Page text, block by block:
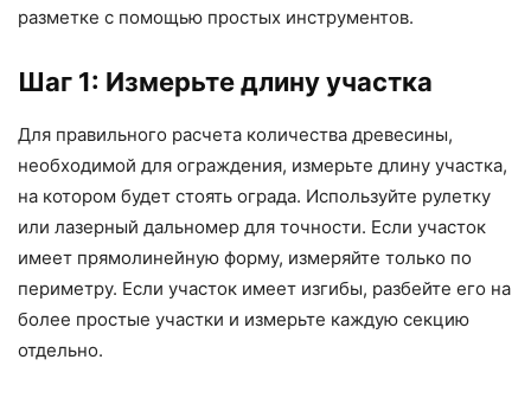
разметке с помощью простых инструментов.
Шаг 1: Измерьте длину участка
Для правильного расчета количества древесины,
необходимой для ограждения, измерьте длину участка,
на котором будет стоять ограда. Используйте рулетку
или лазерный дальномер для точности. Если участок
имеет прямолинейную форму, измеряйте только по
периметру. Если участок имеет изгибы, разбейте его на
более простые участки и измерьте каждую секцию
отдельно.